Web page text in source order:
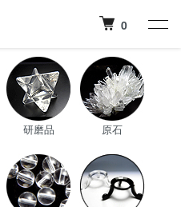
0
研磨品 原石